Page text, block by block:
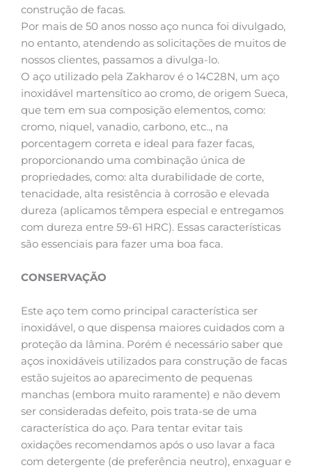
construção de facas.
Por mais de 50 anos nosso aço nunca foi divulgado,
no entanto, atendendo as solicitações de muitos de
nossos clientes, passamos a divulga-lo.
O aço utilizado pela Zakharov é o 14C28N, um aço
inoxidável martensítico ao cromo, de origem Sueca,
que tem em sua composição elementos, como:
cromo, niquel, vanadio, carbono, etc.., na
porcentagem correta e ideal para fazer facas,
proporcionando uma combinação única de
propriedades, como: alta durabilidade de corte,
tenacidade, alta resistência à corrosão e elevada
dureza (aplicamos têmpera especial e entregamos
com dureza entre 59-61 HRC). Essas características
são essenciais para fazer uma boa faca.
CONSERVAÇÃO
Este aço tem como principal característica ser
inoxidável, o que dispensa maiores cuidados com a
proteção da lâmina. Porém é necessário saber que
aços inoxidáveis utilizados para construção de facas
estão sujeitos ao aparecimento de pequenas
manchas (embora muito raramente) e não devem
ser consideradas defeito, pois trata-se de uma
característica do aço. Para tentar evitar tais
oxidações recomendamos após o uso lavar a faca
com detergente (de preferência neutro), enxaguar e